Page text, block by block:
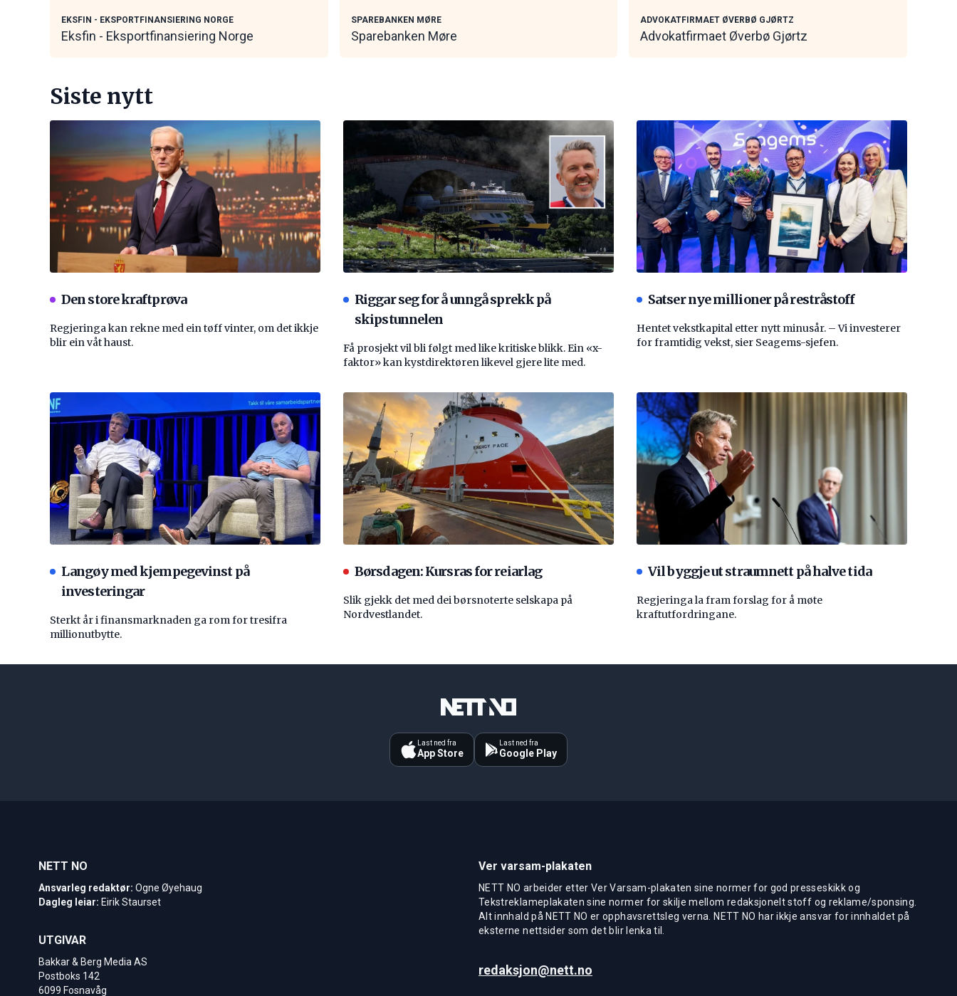
EKSFIN - EKSPORTFINANSIERING NORGE
Eksfin - Eksportfinansiering Norge
SPAREBANKEN MØRE
Sparebanken Møre
ADVOKATFIRMAET ØVERBØ GJØRTZ
Advokatfirmaet Øverbø Gjørtz
Siste nytt
Den store kraftprøva
Regjeringa kan rekne med ein tøff vinter, om det ikkje
blir ein våt haust.
Riggar seg for å unngå sprekk på
skipstunnelen
Få prosjekt vil bli følgt med like kritiske blikk. Ein «x-
faktor» kan kystdirektøren likevel gjere lite med.
Satser nye millioner på restråstoff
Hentet vekstkapital etter nytt minusår. – Vi investerer
for framtidig vekst, sier Seagems-sjefen.
Langøy med kjempegevinst på
investeringar
Sterkt år i finansmarknaden ga rom for tresifra
millionutbytte.
Børsdagen: Kursras for reiarlag
Slik gjekk det med dei børsnoterte selskapa på
Nordvestlandet.
Vil byggje ut straumnett på halve tida
Regjeringa la fram forslag for å møte
kraftutfordringane.
Last ned fra
App Store
Last ned fra
Google Play
NETT NO
Ansvarleg redaktør: Ogne Øyehaug
Dagleg leiar: Eirik Staurset
UTGIVAR
Bakkar & Berg Media AS
Postboks 142
6099 Fosnavåg
Ver varsam-plakaten
NETT NO arbeider etter Ver Varsam-plakaten sine normer for god presseskikk og
Tekstreklameplakaten sine normer for skilje mellom redaksjonelt stoff og reklame/sponsing.
Alt innhald på NETT NO er opphavsrettsleg verna. NETT NO har ikkje ansvar for innhaldet på
eksterne nettsider som det blir lenka til.
redaksjon@nett.no